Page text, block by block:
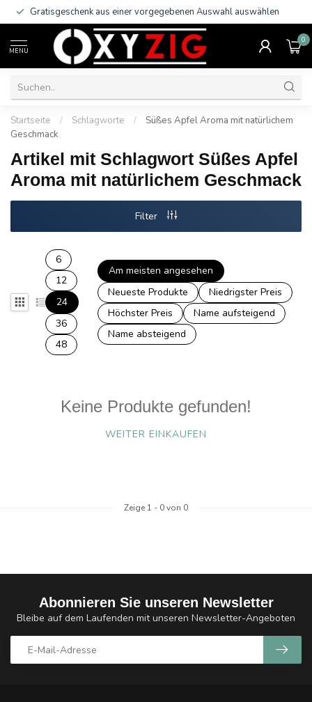
Gratisgeschenk aus einer vorgegebenen Auswahl auswählen
MENU
0
Startseite / Schlagworte /
Süßes Apfel Aroma mit natürlichem
Geschmack
Artikel mit Schlagwort Süßes Apfel
Aroma mit natürlichem Geschmack
Filter
6
12
24
36
48
Am meisten angesehen
Neueste Produkte
Niedrigster Preis
Höchster Preis
Name aufsteigend
Name absteigend
Keine Produkte gefunden!
WEITER EINKAUFEN
Zeige 1 - 0von 0
Abonnieren Sie unseren Newsletter
Bleibe auf dem Laufenden mit unseren Newsletter-Angeboten